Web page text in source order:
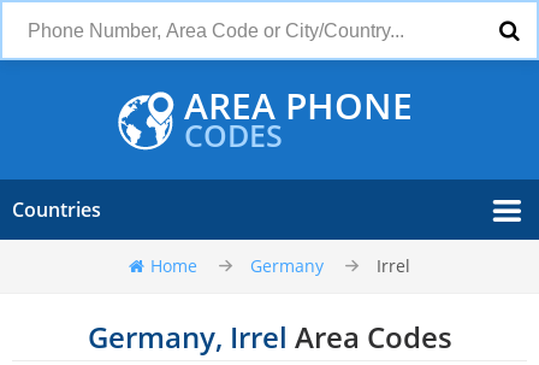
AREA PHONE
CODES
Countries
Home Germany Irrel
Germany, Irrel Area Codes